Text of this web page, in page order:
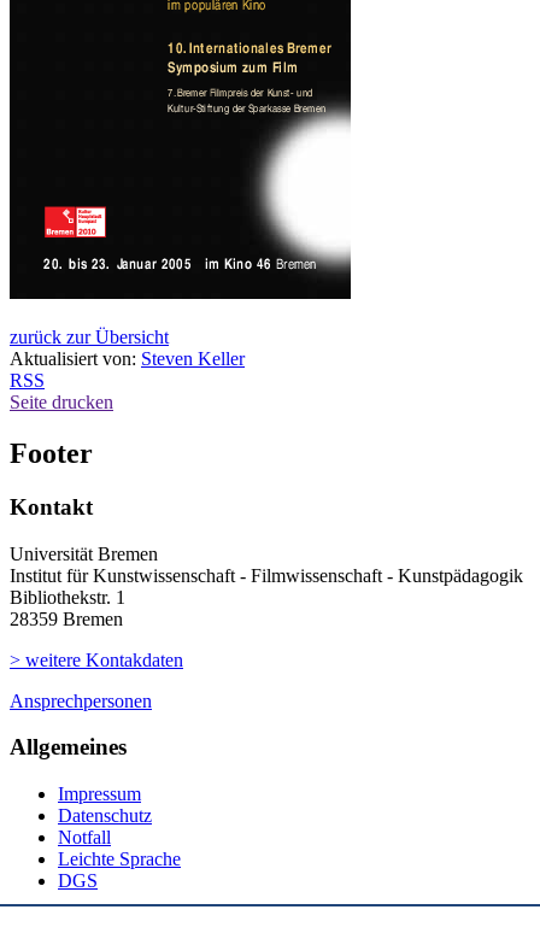
zurück zur Übersicht
Aktualisiert von: Steven Keller
RSS
Seite drucken
Footer
Kontakt
Universität Bremen
Institut für Kunstwissenschaft - Filmwissenschaft - Kunstpädagogik
Bibliothekstr. 1
28359 Bremen
> weitere Kontakdaten
Ansprechpersonen
Allgemeines
Impressum
Datenschutz
Notfall
Leichte Sprache
DGS